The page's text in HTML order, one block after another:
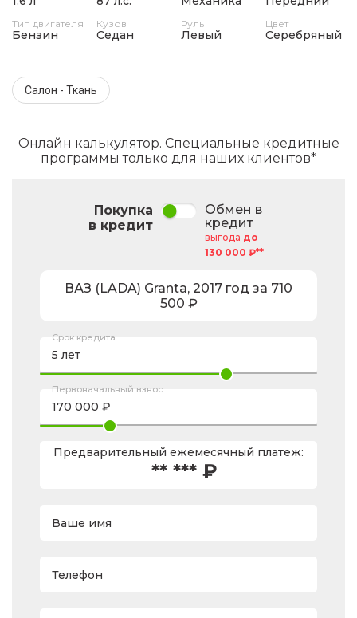
Тип двигателя
Бензин
Кузов
Седан
Руль
Левый
Цвет
Серебряный
Салон - Ткань
Онлайн калькулятор. Специальные кредитные
программы только для наших клиентов*
Покупка
в кредит
Обмен в
кредит
выгода до
130 000 ₽**
ВАЗ (LADA) Granta, 2017 год за 710
500 ₽
Срок кредита
Первоначальный взнос
Предварительный ежемесячный платеж:
** *** ₽
Ваше имя
Телефон